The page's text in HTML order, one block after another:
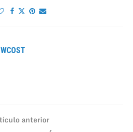
anterior